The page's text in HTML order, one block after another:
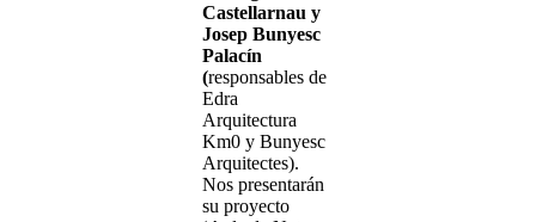
Castellarnau y
Josep Bunyesc
Palacín
(responsables de
Edra
Arquitectura
Km0 y Bunyesc
Arquitectes).
Nos presentarán
su proyecto